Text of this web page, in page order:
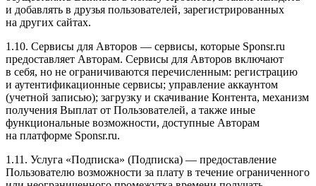
и добавлять в друзья пользователей, зарегистрированных
на других сайтах.
1.10. Сервисы для Авторов — сервисы, которые Sponsr.ru
предоставляет Авторам. Сервисы для Авторов включают
в себя, но не ограничиваются перечисленным: регистрацию
и аутентификационные сервисы; управление аккаунтом
(учетной записью); загрузку и скачивание Контента, механизм
получения Выплат от Пользователей, а также иные
функциональные возможности, доступные Авторам
на платформе Sponsr.ru.
1.11. Услуга «Подписка» (Подписка) — предоставление
Пользователю возможности за плату в течение ограниченного